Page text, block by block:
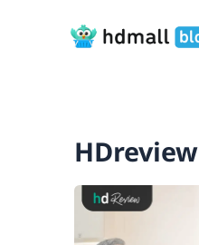
HDreview